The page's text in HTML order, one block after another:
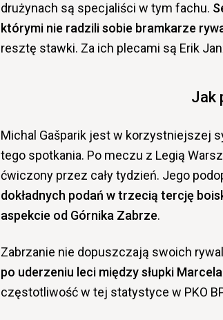
drużynach są specjaliści w tym fachu.
którymi nie radzili sobie bramkarze
resztę stawki. Za ich plecami są Erik
Jak
Michal Gašparik jest w korzystniejszej
tego spotkania. Po meczu z Legią
ćwiczony przez cały tydzień. Jego
dokładnych podań w trzecią tercję
aspekcie od Górnika Zabrze.
Zabrzanie nie dopuszczają swoich
po uderzeniu leci między słupki
częstotliwość w tej statystyce w PKO